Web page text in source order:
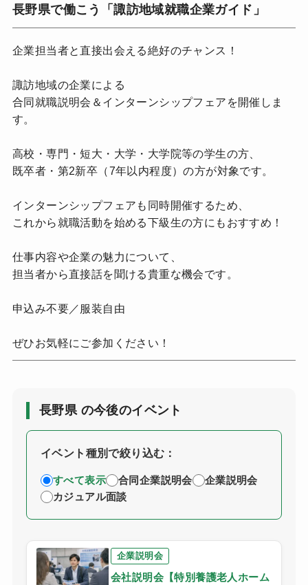
長野県で働こう「諏訪地域就職企業ガイド」
企業担当者と直接出会える絶好のチャンス！
諏訪地域の企業による
合同就職説明会＆インターンシップフェアを開催しま
す。
高校・専門・短大・大学・大学院等の学生の方、
既卒者・第2新卒（7年以内程度）の方が対象です。
インターンシップフェアも同時開催するため、
これから就職活動を始める下級生の方にもおすすめ！
仕事内容や企業の魅力について、
担当者から直接話を聞ける貴重な機会です。
申込み不要／服装自由
ぜひお気軽にご参加ください！
長野県 の今後のイベント
イベント種別で絞り込む：
すべて表示 合同企業説明会
企業説明会
カジュアル面談
企業説明会
会社説明会【特別養護老人ホーム